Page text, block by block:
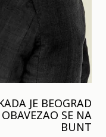
JE BEOGRAD
SE NA
BUNT